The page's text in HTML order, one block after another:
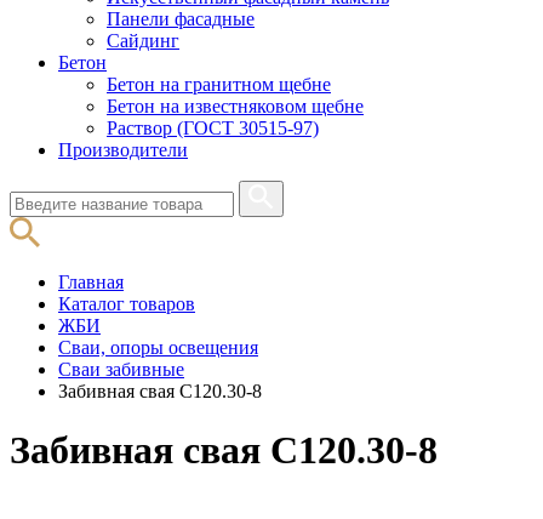
Панели фасадные
Сайдинг
Бетон
Бетон на гранитном щебне
Бетон на известняковом щебне
Раствор (ГОСТ 30515-97)
Производители
Главная
Каталог товаров
ЖБИ
Сваи, опоры освещения
Сваи забивные
Забивная свая С120.30-8
Забивная свая С120.30-8